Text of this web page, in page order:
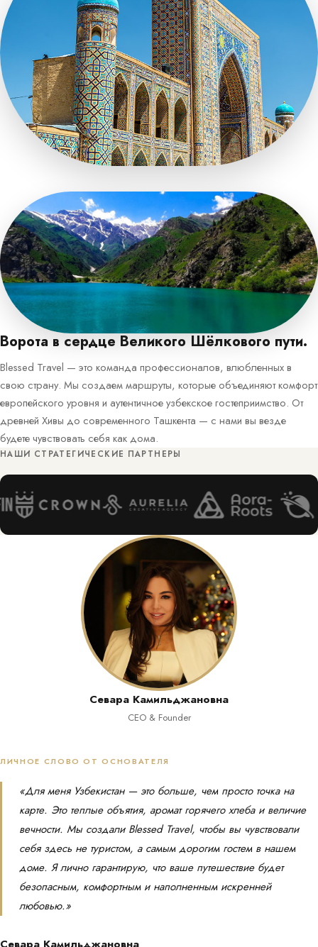
Ворота в сердце Великого Шёлкового пути.
Blessed Travel — это команда профессионалов, влюбленных в
свою страну. Мы создаем маршруты, которые объединяют комфорт
европейского уровня и аутентичное узбекское гостеприимство. От
древней Хивы до современного Ташкента — с нами вы везде
будете чувствовать себя как дома.
НАШИ СТРАТЕГИЧЕСКИЕ ПАРТНЕРЫ
Севара Камильджановна
CEO & Founder
ЛИЧНОЕ СЛОВО ОТ ОСНОВАТЕЛЯ
«Для меня Узбекистан — это больше, чем просто точка на
карте. Это теплые объятия, аромат горячего хлеба и величие
вечности. Мы создали Blessed Travel, чтобы вы чувствовали
себя здесь не туристом, а самым дорогим гостем в нашем
доме. Я лично гарантирую, что ваше путешествие будет
безопасным, комфортным и наполненным искренней
любовью.»